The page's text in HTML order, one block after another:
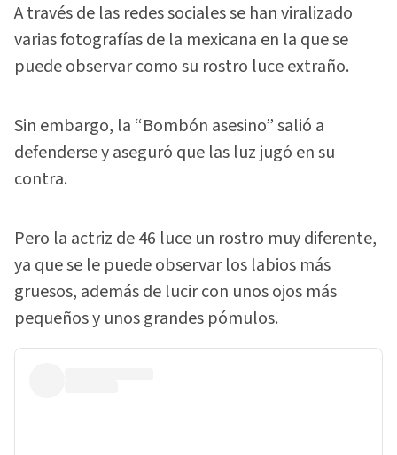
A través de las redes sociales se han viralizado
varias fotografías de la mexicana en la que se
puede observar como su rostro luce extraño.
Sin embargo, la “Bombón asesino” salió a
defenderse y aseguró que las luz jugó en su
contra.
Pero la actriz de 46 luce un rostro muy diferente,
ya que se le puede observar los labios más
gruesos, además de lucir con unos ojos más
pequeños y unos grandes pómulos.